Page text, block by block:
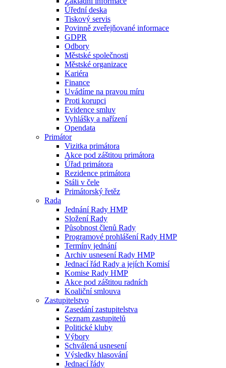
Úřední deska
Tiskový servis
Povinně zveřejňované informace
GDPR
Odbory
Městské společnosti
Městské organizace
Kariéra
Finance
Uvádíme na pravou míru
Proti korupci
Evidence smluv
Vyhlášky a nařízení
Opendata
Primátor
Vizitka primátora
Akce pod záštitou primátora
Úřad primátora
Rezidence primátora
Stáli v čele
Primátorský řetěz
Rada
Jednání Rady HMP
Složení Rady
Působnost členů Rady
Programové prohlášení Rady HMP
Termíny jednání
Archiv usnesení Rady HMP
Jednací řád Rady a jejích Komisí
Komise Rady HMP
Akce pod záštitou radních
Koaliční smlouva
Zastupitelstvo
Zasedání zastupitelstva
Seznam zastupitelů
Politické kluby
Výbory
Schválená usnesení
Výsledky hlasování
Jednací řády